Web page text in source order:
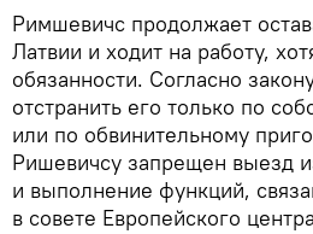
Римшевичс продолжает
Латвии и ходит на работу,
обязанности. Согласно
отстранить его только по
или по обвинительному
Ришевичсу запрещен выезд
и выполнение функций,
в совете Европейского